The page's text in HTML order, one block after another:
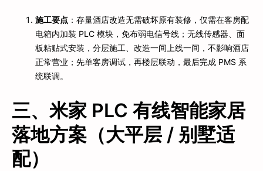
施工要点 ：存量酒店改造无需破坏原有装修，仅需在客房配
电箱内加装 PLC 模块，免布弱电信号线；无线传感器、面
板粘贴式安装，分层施工、改造一间上线一间，不影响酒店
正常营业；先单客房调试，再楼层联动，最后完成 PMS 系
统联调。
三、米家 PLC 有线智能家居
落地方案（大平层 / 别墅适
配）